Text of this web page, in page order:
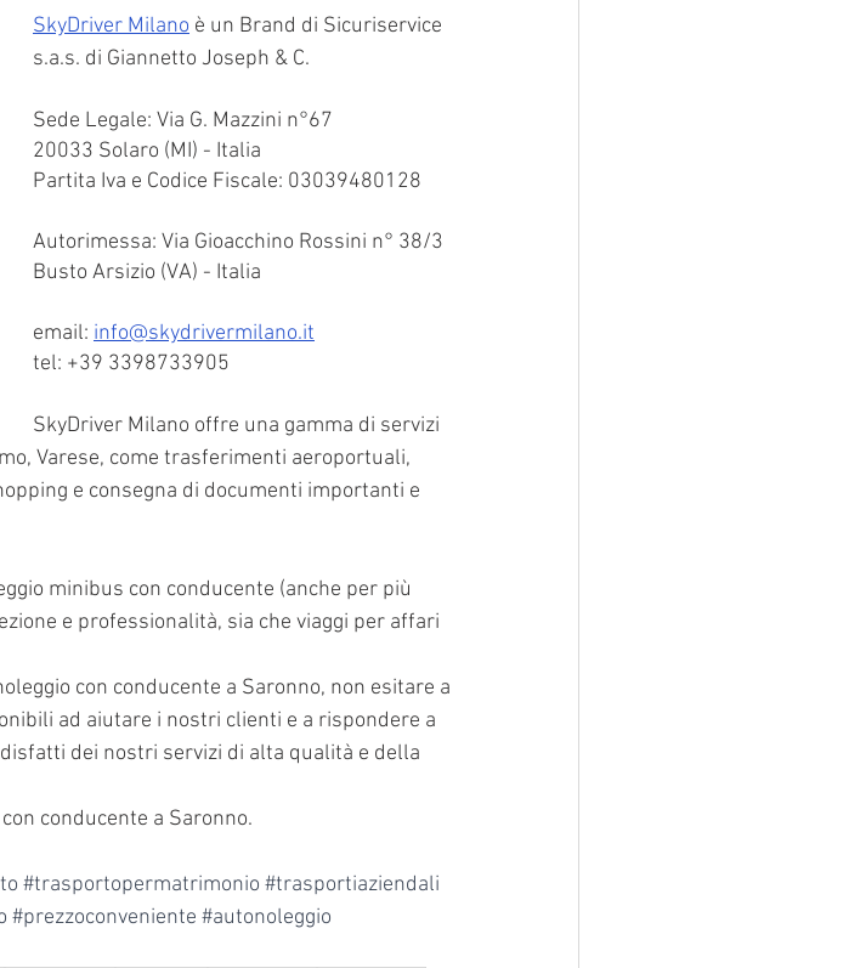
SkyDriver Milano è un Brand di Sicuriservice
s.a.s. di Giannetto Joseph & C.
Sede Legale: Via G. Mazzini n°67
20033 Solaro (MI) - Italia
Partita Iva e Codice Fiscale: 03039480128
Autorimessa: Via Gioacchino Rossini n° 38/3
Busto Arsizio (VA) - Italia
email: info@skydrivermilano.it
tel: +39 3398733905
SkyDriver Milano offre una gamma di servizi
Varese, come trasferimenti aeroportuali,
e consegna di documenti importanti e
minibus con conducente (anche per più
e professionalità, sia che viaggi per affari
con conducente a Saronno, non esitare a
ad aiutare i nostri clienti e a rispondere a
dei nostri servizi di alta qualità e della
conducente a Saronno.
#trasportopermatrimonio #trasportiaziendali
#prezzoconveniente #autonoleggio